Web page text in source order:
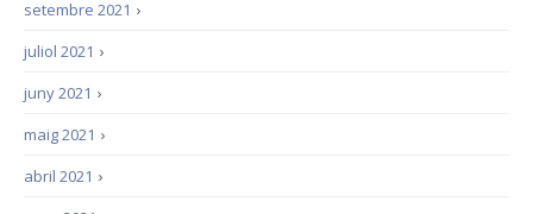
›
setembre 2021
›
juliol 2021
›
juny 2021
›
maig 2021
›
abril 2021